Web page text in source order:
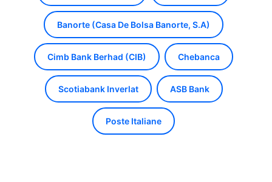
Banorte (Casa De Bolsa Banorte, S.A)
Cimb Bank Berhad (CIB) Chebanca
Scotiabank Inverlat ASB Bank
Poste Italiane